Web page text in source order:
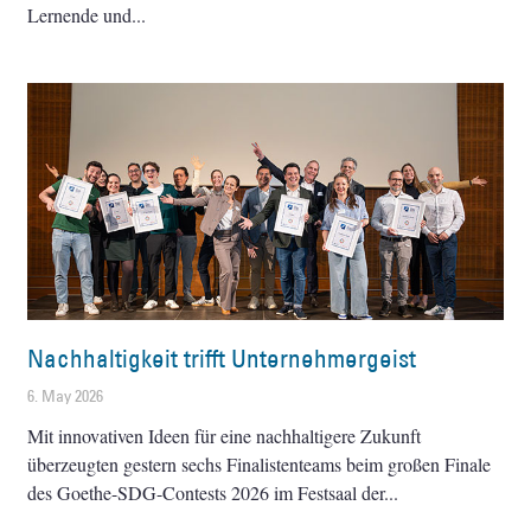
Lernende und
Nachhaltigkeit trifft Unternehmergeist
6. May 2026
Mit innovativen Ideen für eine nachhaltigere Zukunft
überzeugten gestern sechs Finalistenteams beim großen Finale
des Goethe-SDG-Contests 2026 im Festsaal der